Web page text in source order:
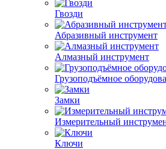
Гвозди
Абразивный инструмент
Алмазный инструмент
Грузоподъёмное
Замки
Измерительный
Ключи